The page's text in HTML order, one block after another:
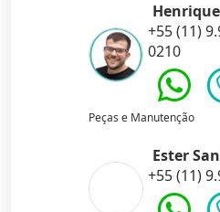
+55 (11)
0210
Peças e Manutenção
Ester
+55 (11)